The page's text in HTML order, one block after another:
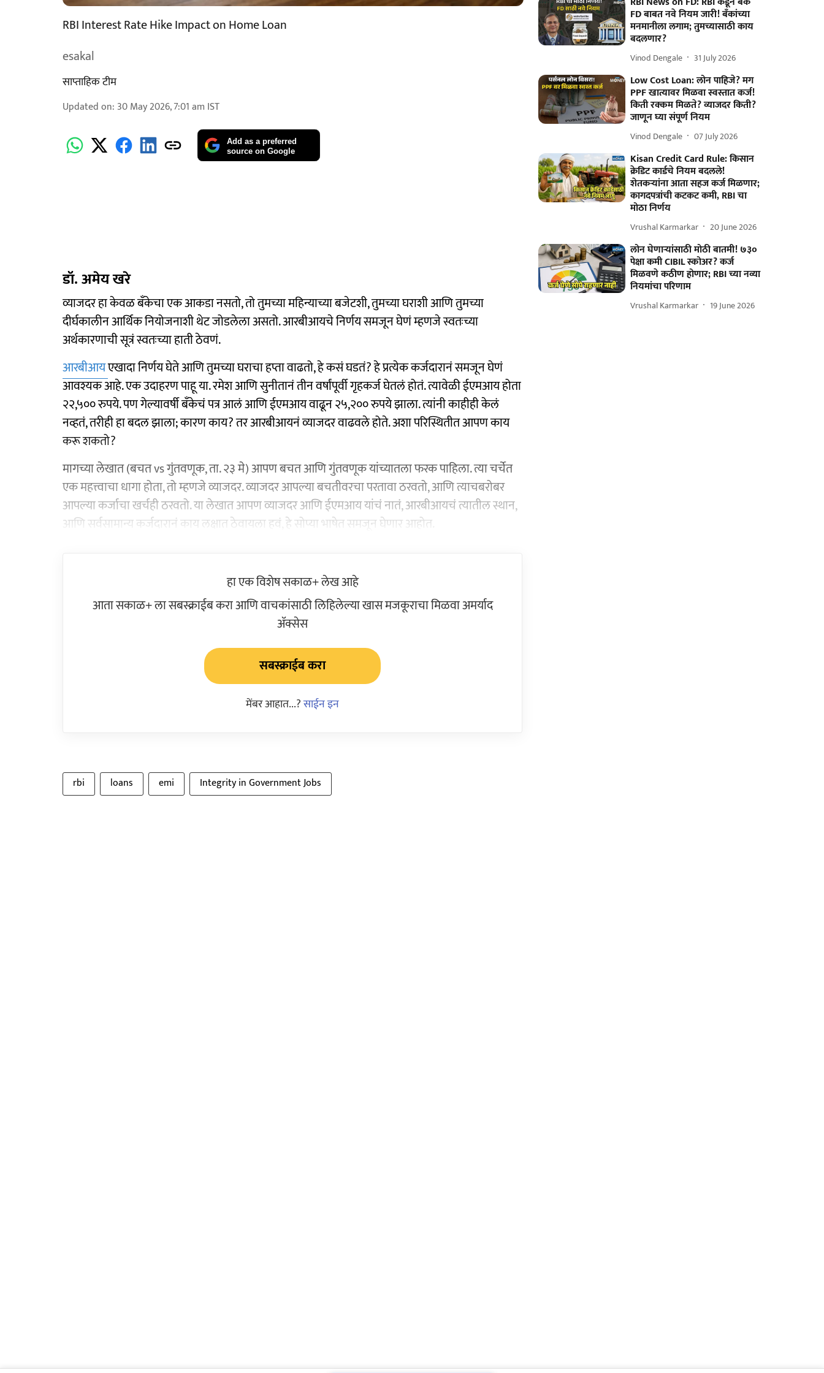
RBI Interest Rate Hike Impact on Home Loan
esakal
साप्ताहिक टीम
Updated on: 30 May 2026, 7:01 am IST
Add as a preferred
source on Google
डॉ. अमेय खरे
व्याजदर हा केवळ बँकेचा एक आकडा नसतो, तो तुमच्या महिन्याच्या बजेटशी, तुमच्या घराशी आणि तुमच्या
दीर्घकालीन आर्थिक नियोजनाशी थेट जोडलेला असतो. आरबीआयचे निर्णय समजून घेणं म्हणजे स्वतःच्या
अर्थकारणाची सूत्रं स्वतःच्या हाती ठेवणं.
आरबीआयएखादा निर्णय घेते आणि तुमच्या घराचा हप्ता वाढतो, हे कसं घडतं? हे प्रत्येक कर्जदारानं समजून घेणं
आवश्यक आहे. एक उदाहरण पाहू या. रमेश आणि सुनीतानं तीन वर्षांपूर्वी गृहकर्ज घेतलं होतं. त्यावेळी ईएमआय होता
२२,५०० रुपये. पण गेल्यावर्षी बँकेचं पत्र आलं आणि ईएमआय वाढून २५,२०० रुपये झाला. त्यांनी काहीही केलं
नव्हतं, तरीही हा बदल झाला; कारण काय? तर आरबीआयनं व्याजदर वाढवले होते. अशा परिस्थितीत आपण काय
करू शकतो?
मागच्या लेखात (बचत vs गुंतवणूक, ता. २३ मे) आपण बचत आणि गुंतवणूक यांच्यातला फरक पाहिला. त्या चर्चेत
एक महत्त्वाचा धागा होता, तो म्हणजे व्याजदर. व्याजदर आपल्या बचतीवरचा परतावा ठरवतो, आणि त्याचबरोबर
आपल्या कर्जाचा खर्चही ठरवतो. या लेखात आपण व्याजदर आणि ईएमआय यांचं नातं, आरबीआयचं त्यातील स्थान,
आणि सर्वसामान्य कर्जदारानं काय लक्षात ठेवायला हवं, हे सोप्या भाषेत समजून घेणार आहोत.
हा एक विशेष सकाळ+ लेख आहे
आता सकाळ+ ला सबस्क्राईब करा आणि वाचकांसाठी लिहिलेल्या खास मजकूराचा मिळवा अमर्याद
ॲक्सेस
सबस्क्राईब करा
मेंबर आहात...?साईन इन
rbi loans emi Integrity in Government Jobs
FD बाबत नवे नियम जारी! बँकांच्या
मनमानीला लगाम; तुमच्यासाठी काय
बदलणार?
Vinod Dengale 31 July 2026
Low Cost Loan: लोन पाहिजे? मग
PPF खात्यावर मिळवा स्वस्तात कर्ज!
किती रक्कम मिळते? व्याजदर किती?
जाणून घ्या संपूर्ण नियम
Vinod Dengale 07 July 2026
Kisan Credit Card Rule: किसान
क्रेडिट कार्डचे नियम बदलले!
शेतकऱ्यांना आता सहज कर्ज मिळणार;
कागदपत्रांची कटकट कमी, RBI चा
मोठा निर्णय
Vrushal Karmarkar 20 June 2026
लोन घेणाऱ्यांसाठी मोठी बातमी! ७३०
पेक्षा कमी CIBIL स्कोअर? कर्ज
मिळवणे कठीण होणार; RBI च्या नव्या
नियमांचा परिणाम
Vrushal Karmarkar 19 June 2026